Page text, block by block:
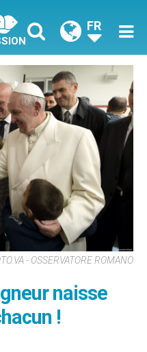
FR
- OSSERVATORE ROMANO
naisse
!